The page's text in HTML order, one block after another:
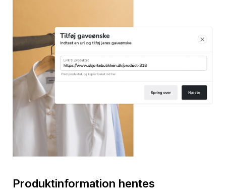
Produktinformation hentes